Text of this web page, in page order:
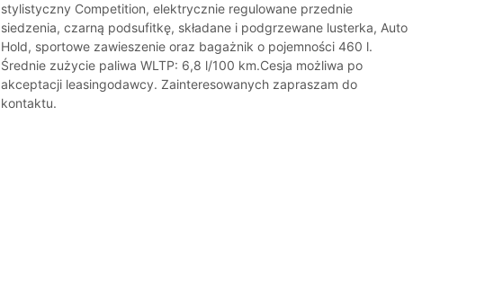
stylistyczny Competition, elektrycznie regulowane przednie
siedzenia, czarną podsufitkę, składane i podgrzewane lusterka, Auto
Hold, sportowe zawieszenie oraz bagażnik o pojemności 460 l.
Średnie zużycie paliwa WLTP: 6,8 l/100 km.Cesja możliwa po
akceptacji leasingodawcy. Zainteresowanych zapraszam do
kontaktu.